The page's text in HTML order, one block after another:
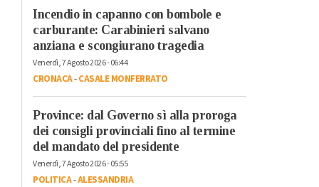
Incendio in capanno con bombole e
carburante: Carabinieri salvano
anziana e scongiurano tragedia
Venerdì, 7 Agosto 2026 - 06:44
CRONACA-CASALE MONFERRATO
Province: dal Governo sì alla proroga
dei consigli provinciali fino al termine
del mandato del presidente
Venerdì, 7 Agosto 2026 - 05:55
POLITICA-ALESSANDRIA